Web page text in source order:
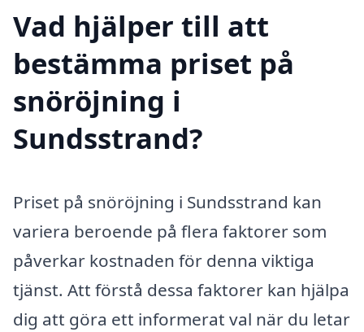
Vad hjälper till att
bestämma priset på
snöröjning i
Sundsstrand?
Priset på snöröjning i Sundsstrand kan
variera beroende på flera faktorer som
påverkar kostnaden för denna viktiga
tjänst. Att förstå dessa faktorer kan hjälpa
dig att göra ett informerat val när du letar